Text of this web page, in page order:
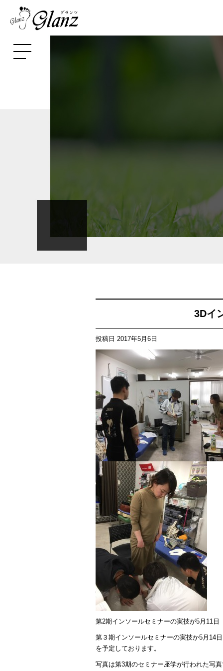
3Dイ
投稿日 2017年5月6日
第2期インソールセミナーの実技が5月11日
第３期インソールセミナーの実技か5月14日
を予定しております。
写真は第3期のセミナー座学が行われた写真